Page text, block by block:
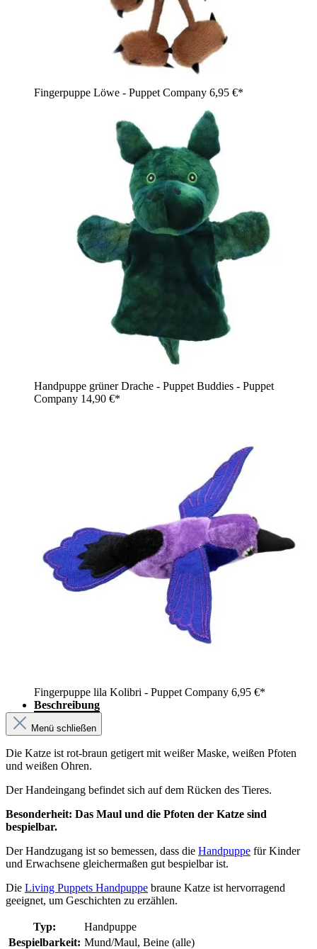
Fingerpuppe Löwe - Puppet Company 6,95 €*
Handpuppe grüner Drache - Puppet Buddies - Puppet
Company 14,90 €*
Fingerpuppe lila Kolibri - Puppet Company 6,95 €*
Beschreibung
Menü schließen
Die Katze ist rot-braun getigert mit weißer Maske, weißen Pfoten
und weißen Ohren.
Der Handeingang befindet sich auf dem Rücken des Tieres.
Besonderheit: Das Maul und die Pfoten der Katze sind
bespielbar.
Der Handzugang ist so bemessen, dass die Handpuppe für Kinder
und Erwachsene gleichermaßen gut bespielbar ist.
Die Living Puppets Handpuppe braune Katze ist hervorragend
geeignet, um Geschichten zu erzählen.
Typ:
Handpuppe
Bespielbarkeit: Mund/Maul, Beine (alle)